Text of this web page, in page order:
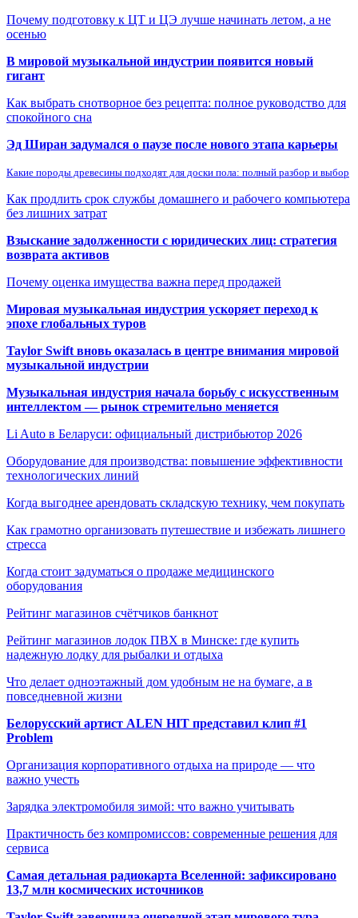
Почему подготовку к ЦТ и ЦЭ лучше начинать летом, а не
осенью
В мировой музыкальной индустрии появится новый
гигант
Как выбрать снотворное без рецепта: полное руководство для
спокойного сна
Эд Ширан задумался о паузе после нового этапа карьеры
Какие породы древесины подходят для доски пола: полный разбор и выбор
Как продлить срок службы домашнего и рабочего компьютера
без лишних затрат
Взыскание задолженности с юридических лиц: стратегия
возврата активов
Почему оценка имущества важна перед продажей
Мировая музыкальная индустрия ускоряет переход к
эпохе глобальных туров
Taylor Swift вновь оказалась в центре внимания мировой
музыкальной индустрии
Музыкальная индустрия начала борьбу с искусственным
интеллектом — рынок стремительно меняется
Li Auto в Беларуси: официальный дистрибьютор 2026
Оборудование для производства: повышение эффективности
технологических линий
Когда выгоднее арендовать складскую технику, чем покупать
Как грамотно организовать путешествие и избежать лишнего
стресса
Когда стоит задуматься о продаже медицинского
оборудования
Рейтинг магазинов счётчиков банкнот
Рейтинг магазинов лодок ПВХ в Минске: где купить
надежную лодку для рыбалки и отдыха
Что делает одноэтажный дом удобным не на бумаге, а в
повседневной жизни
Белорусский артист ALEN HIT представил клип #1
Problem
Организация корпоративного отдыха на природе — что
важно учесть
Зарядка электромобиля зимой: что важно учитывать
Практичность без компромиссов: современные решения для
сервиса
Самая детальная радиокарта Вселенной: зафиксировано
13,7 млн космических источников